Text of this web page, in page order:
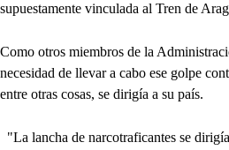
supuestamente vinculada al Tren de
Como otros miembros de la
necesidad de llevar a cabo ese golpe
entre otras cosas, se dirigía a su país.
"La lancha de narcotraficantes se